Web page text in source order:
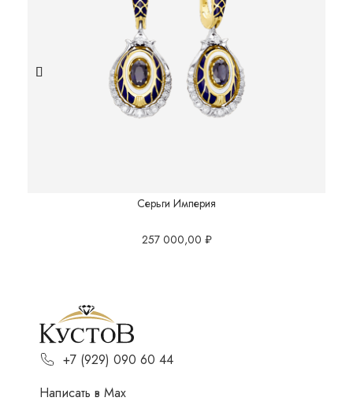
Серьги Империя
257 000,00 ₽
+7 (929) 090 60 44
Написать в Мах